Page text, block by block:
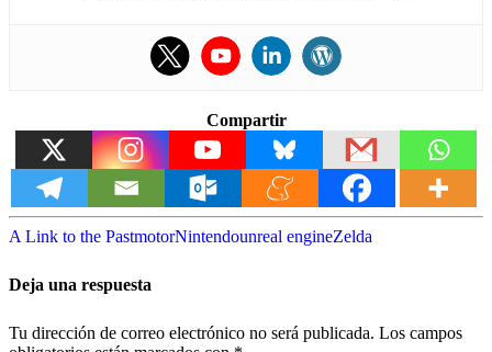
Compartir
A Link to the PastmotorNintendounreal engineZelda
Deja una respuesta
Tu dirección de correo electrónico no será publicada. Los campos